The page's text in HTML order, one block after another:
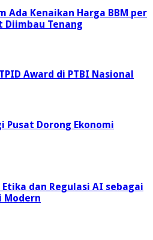
Ada Kenaikan Harga BBM per
Diimbau Tenang
Award di PTBI Nasional
Pusat Dorong Ekonomi
dan Regulasi AI sebagai
Modern